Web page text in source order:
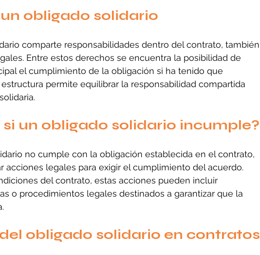
obligado solidario
comparte responsabilidades dentro del contrato, también
Entre estos derechos se encuentra la posibilidad de
el cumplimiento de la obligación si ha tenido que
permite equilibrar la responsabilidad compartida
si un obligado solidario incumple?
no cumple con la obligación establecida en el contrato,
acciones legales para exigir el cumplimiento del acuerdo.
del contrato, estas acciones pueden incluir
o procedimientos legales destinados a garantizar que la
obligado solidario en contratos